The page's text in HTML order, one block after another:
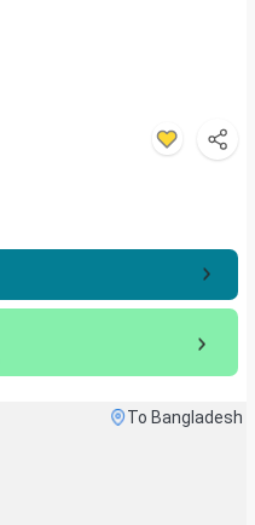
To Bangladesh